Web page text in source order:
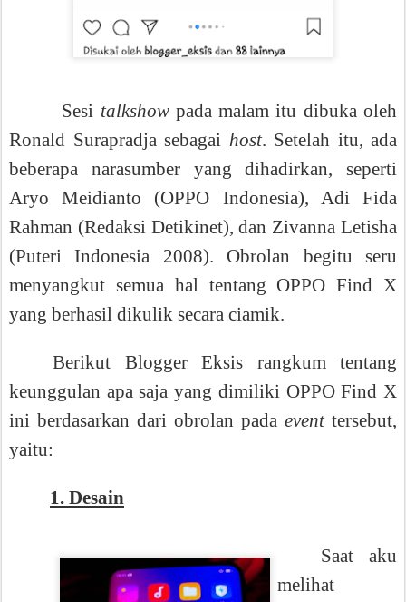
Sesi talkshowpada malam itu dibuka oleh
Ronald Surapradja sebagai host. Setelah itu, ada
beberapa narasumber yang dihadirkan, seperti
Aryo Meidianto (OPPO Indonesia), Adi Fida
Rahman (Redaksi Detikinet), dan Zivanna Letisha
(Puteri Indonesia 2008). Obrolan begitu seru
menyangkut semua hal tentang OPPO Find X
yang berhasil dikulik secara ciamik.
Berikut Blogger Eksis rangkum tentang
keunggulan apa saja yang dimiliki OPPO Find X
ini berdasarkan dari obrolan pada eventtersebut,
yaitu:
1. Desain
Saat aku
melihat